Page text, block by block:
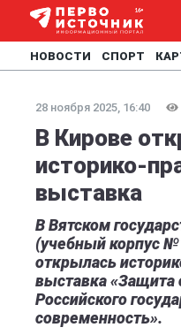
НОВОСТИ СПОРТ
28 ноября 2025, 16:40
В Кирове
историко-
выставка
В Вятском
(учебный корпус
открылась
выставка «Защита
Российского
современность».